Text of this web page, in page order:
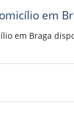
em
em Braga